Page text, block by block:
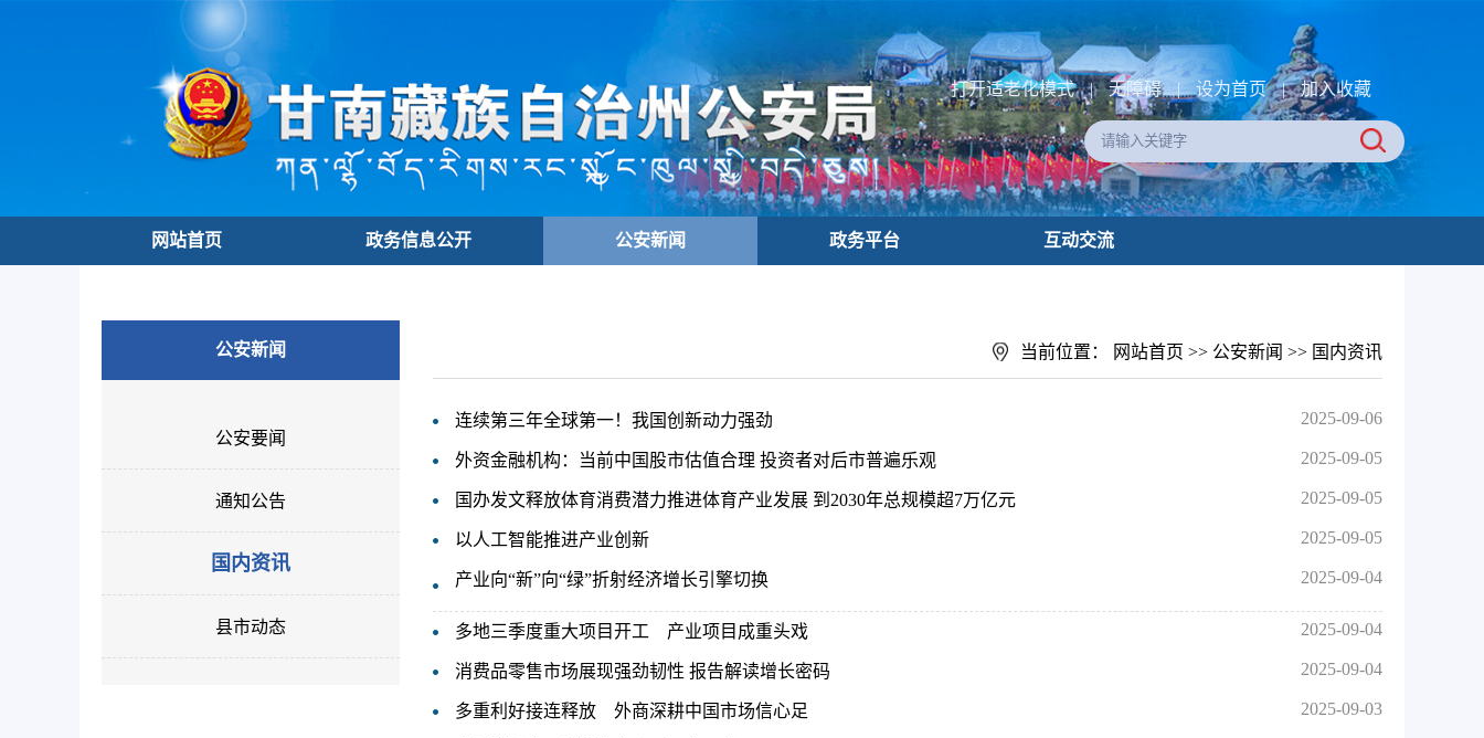
打开适老化模式 | 无障碍 | 设为首页 | 加入收藏
网站首页 政务信息公开 公安新闻 政务平台 互动交流
公安新闻
公安要闻
通知公告
国内资讯
县市动态
当前位置： 网站首页 >> 公安新闻 >> 国内资讯
连续第三年全球第一！我国创新动力强劲 2025-09-06
外资金融机构：当前中国股市估值合理 投资者对后市普遍乐观 2025-09-05
国办发文释放体育消费潜力推进体育产业发展 到2030年总规模超7万亿元 2025-09-05
以人工智能推进产业创新 2025-09-05
产业向“新”向“绿”折射经济增长引擎切换 2025-09-04
多地三季度重大项目开工 产业项目成重头戏 2025-09-04
消费品零售市场展现强劲韧性 报告解读增长密码 2025-09-04
多重利好接连释放 外商深耕中国市场信心足 2025-09-03